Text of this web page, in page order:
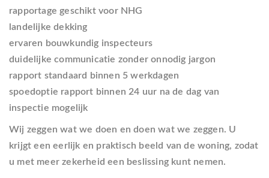
rapportage geschikt voor NHG
landelijke dekking
ervaren bouwkundig inspecteurs
duidelijke communicatie zonder onnodig jargon
rapport standaard binnen 5 werkdagen
spoedoptie rapport binnen 24 uur na de dag van
inspectie mogelijk
Wij zeggen wat we doen en doen wat we zeggen. U
krijgt een eerlijk en praktisch beeld van de woning, zodat
u met meer zekerheid een beslissing kunt nemen.